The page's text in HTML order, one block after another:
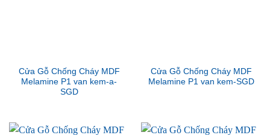
Cửa Gỗ Chống Cháy MDF
Melamine P1 van kem-a-
SGD
Cửa Gỗ Chống Cháy MDF
Melamine P1 van kem-SGD